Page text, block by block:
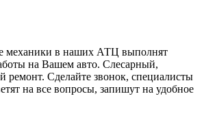
механики в наших АТЦ выполнят
на Вашем авто. Слесарный,
ремонт. Сделайте звонок, специалисты
на все вопросы, запишут на удобное